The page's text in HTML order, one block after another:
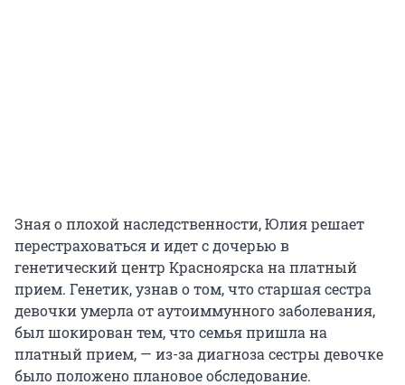
Зная о плохой наследственности, Юлия решает
перестраховаться и идет с дочерью в
генетический центр Красноярска на платный
прием. Генетик, узнав о том, что старшая сестра
девочки умерла от аутоиммунного заболевания,
был шокирован тем, что семья пришла на
платный прием, — из-за диагноза сестры девочке
было положено плановое обследование.